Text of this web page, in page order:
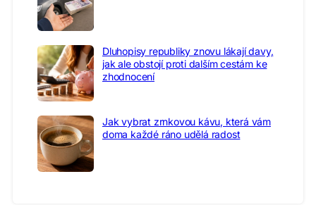
Dluhopisy republiky znovu lákají davy,
jak ale obstojí proti dalším cestám ke
zhodnocení
Jak vybrat zrnkovou kávu, která vám
doma každé ráno udělá radost